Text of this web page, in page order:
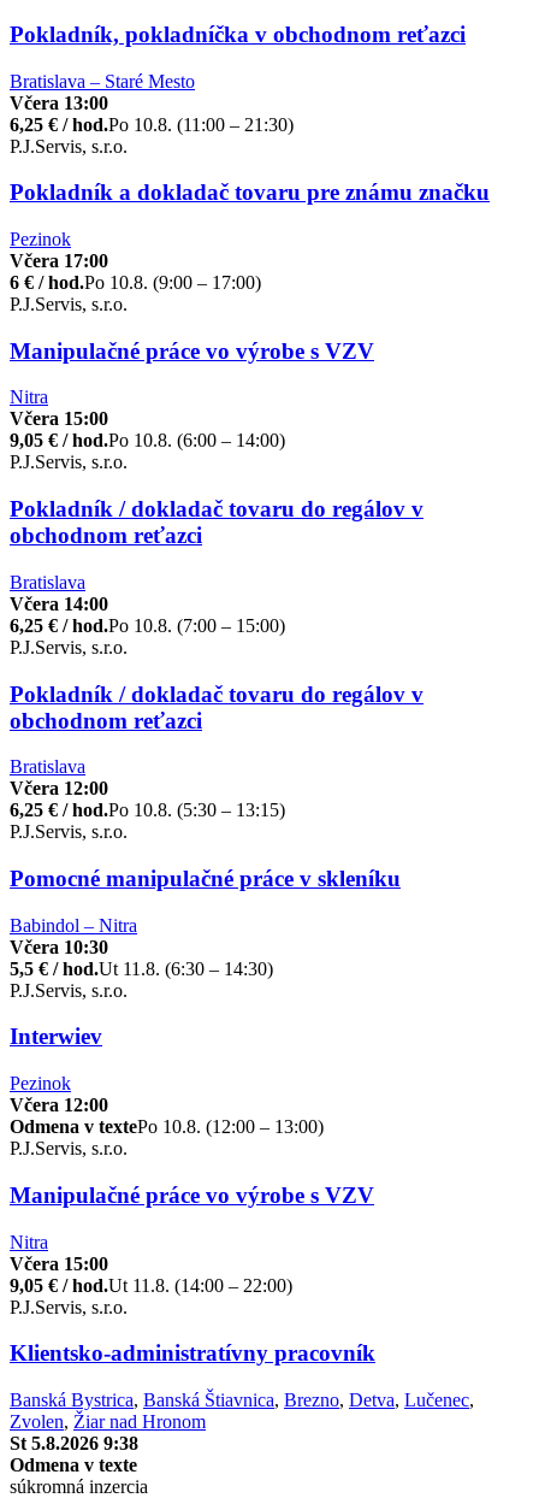
Pokladník, pokladníčka v obchodnom reťazci
Bratislava – Staré Mesto
Včera 13:00
6,25 € / hod.Po 10.8. (11:00 – 21:30)
P.J.Servis, s.r.o.
Pokladník a dokladač tovaru pre známu značku
Pezinok
Včera 17:00
6 € / hod.Po 10.8. (9:00 – 17:00)
P.J.Servis, s.r.o.
Manipulačné práce vo výrobe s VZV
Nitra
Včera 15:00
9,05 € / hod.Po 10.8. (6:00 – 14:00)
P.J.Servis, s.r.o.
Pokladník / dokladač tovaru do regálov v
obchodnom reťazci
Bratislava
Včera 14:00
6,25 € / hod.Po 10.8. (7:00 – 15:00)
P.J.Servis, s.r.o.
Pokladník / dokladač tovaru do regálov v
obchodnom reťazci
Bratislava
Včera 12:00
6,25 € / hod.Po 10.8. (5:30 – 13:15)
P.J.Servis, s.r.o.
Pomocné manipulačné práce v skleníku
Babindol – Nitra
Včera 10:30
5,5 € / hod.Ut 11.8. (6:30 – 14:30)
P.J.Servis, s.r.o.
Interwiev
Pezinok
Včera 12:00
Odmena v textePo 10.8. (12:00 – 13:00)
P.J.Servis, s.r.o.
Manipulačné práce vo výrobe s VZV
Nitra
Včera 15:00
9,05 € / hod.Ut 11.8. (14:00 – 22:00)
P.J.Servis, s.r.o.
Klientsko-administratívny pracovník
Banská Bystrica, Banská Štiavnica, Brezno, Detva, Lučenec,
Zvolen, Žiar nad Hronom
St 5.8.2026 9:38
Odmena v texte
súkromná inzercia